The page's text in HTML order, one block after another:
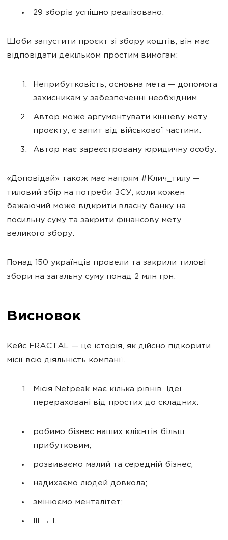
29 зборів успішно реалізовано.
Щоби запустити проєкт зі збору коштів, він має
відповідати декільком простим вимогам:
Неприбутковість, основна мета — допомога
захисникам у забезпеченні необхідним.
Автор може аргументувати кінцеву мету
проєкту, є запит від військової частини.
Автор має зареєстровану юридичну особу.
«Доповідай» також має напрям #Клич_тилу —
тиловий збір на потреби ЗСУ, коли кожен
бажаючий може відкрити власну банку на
посильну суму та закрити фінансову мету
великого збору.
Понад 150 українців провели та закрили тилові
збори на загальну суму понад 2 млн грн.
Висновок
Кейс FRACTAL — це історія, як дійсно підкорити
місії всю діяльність компанії.
Місія Netpeak має кілька рівнів. Ідеї
перераховані від простих до складних:
робимо бізнес наших клієнтів більш
прибутковим;
розвиваємо малий та середній бізнес;
надихаємо людей довкола;
змінюємо менталітет;
III → I.